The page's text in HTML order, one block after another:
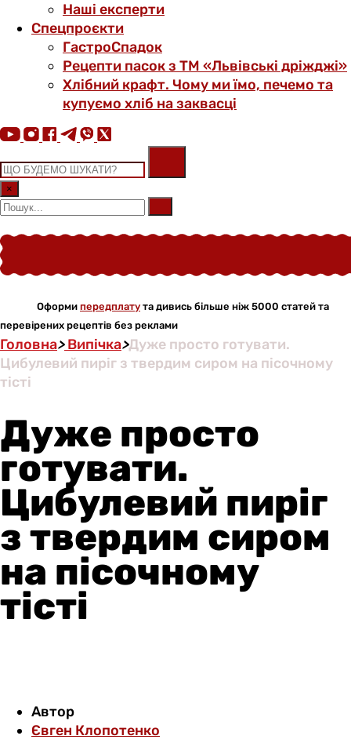
Наші експерти
Спецпроєкти
ГастроСпадок
Рецепти пасок з ТМ «Львівські дріжджі»
Хлібний крафт. Чому ми їмо, печемо та
купуємо хліб на заквасці
×
Оформи передплату та дивись більше ніж 5000 статей та
перевірених рецептів без реклами
Головна>Випічка>Дуже просто готувати.
Цибулевий пиріг з твердим сиром на пісочному
тісті
Дуже просто
готувати.
Цибулевий пиріг
з твердим сиром
на пісочному
тісті
Автор
Євген Клопотенко